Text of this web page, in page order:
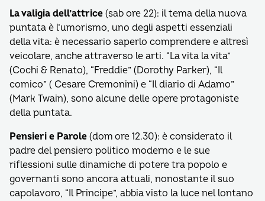
La valigia dell’attrice (sab ore 22): il tema della nuova
puntata è l’umorismo, uno degli aspetti essenziali
della vita: è necessario saperlo comprendere e altresì
veicolare, anche attraverso le arti. “La vita la vita”
(Cochi & Renato), “Freddie” (Dorothy Parker), “Il
comico” ( Cesare Cremonini) e “Il diario di Adamo”
(Mark Twain), sono alcune delle opere protagoniste
della puntata.
Pensieri e Parole (dom ore 12.30): è considerato il
padre del pensiero politico moderno e le sue
riflessioni sulle dinamiche di potere tra popolo e
governanti sono ancora attuali, nonostante il suo
capolavoro, “Il Principe”, abbia visto la luce nel lontano